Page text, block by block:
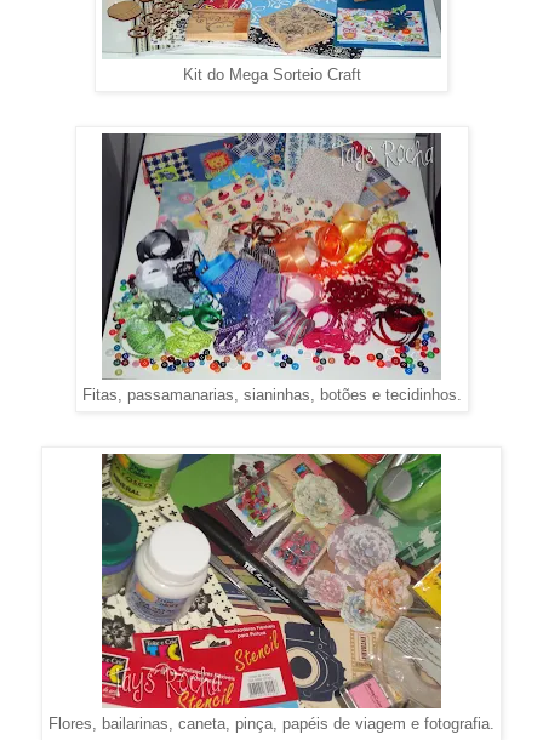
Kit do Mega Sorteio Craft
Fitas, passamanarias, sianinhas, botões e tecidinhos.
Flores, bailarinas, caneta, pinça, papéis de viagem e fotografia.